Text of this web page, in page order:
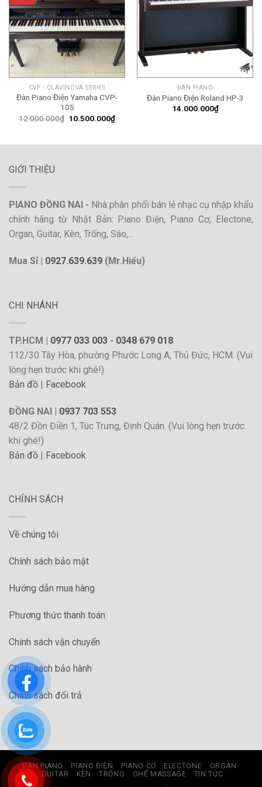
CVP - CLAVINOVA SERIES
Đàn Piano Điện Yamaha CVP-
105
12.000.000₫ Giá
10.500.000₫Giá
10.500.000₫.
ĐÀN PIANO
Đàn Piano Điện Roland HP-3
14.000.000₫
GIỚI THIỆU
PIANO ĐỒNG NAI - Nhà phân phối bán lẻ nhạc cụ nhập khẩu
chính hãng từ Nhật Bản: Piano Điện, Piano Cơ, Electone,
Organ, Guitar, Kèn, Trống, Sáo,...
Mua Sỉ | 0927.639.639 (Mr.Hiếu)
CHI NHÁNH
TP.HCM | 0977 033 003 - 0348 679 018
112/30 Tây Hòa, phường Phước Long A, Thủ Đức, HCM. (Vui
lòng hẹn trước khi ghé!)
Bản đồ | Facebook
ĐỒNG NAI | 0937 703 553
48/2 Đồn Điền 1, Túc Trưng, Định Quán. (Vui lòng hẹn trước
khi ghé!)
Bản đồ | Facebook
CHÍNH SÁCH
Về chúng tôi
Chính sách bảo mật
Hướng dẫn mua hàng
Phương thức thanh toán
Chính sách vận chuyển
Chính sách bảo hành
Chính sách đổi trả
ĐÀN PIANO PIANO ĐIỆN PIANO CƠ ELECTONE
ORGAN
GUITAR
KÈN TRỐNG GHẾ MASSAGE TIN TỨC